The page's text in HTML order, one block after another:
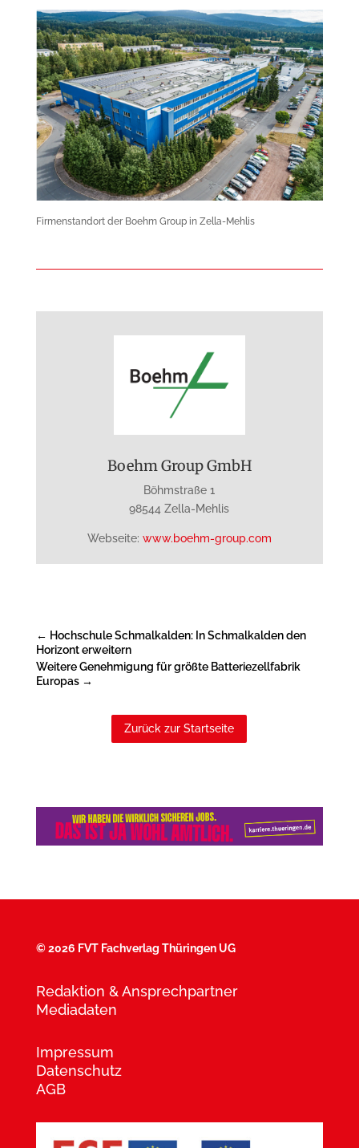
Firmenstandort der Boehm Group in Zella-Mehlis
Boehm Group GmbH
Böhmstraße 1
98544 Zella-Mehlis
Webseite: www.boehm-group.com
← Hochschule Schmalkalden: In Schmalkalden den
Horizont erweitern
Weitere Genehmigung für größte Batteriezellfabrik
Europas→
Zurück zur Startseite
©2026 FVT Fachverlag Thüringen UG
Redaktion & Ansprechpartner
Mediadaten
Impressum
Datenschutz
AGB